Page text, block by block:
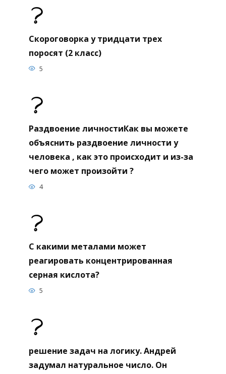
Скороговорка у тридцати трех
поросят (2 класс)
5
Раздвоение личностиКак вы можете
объяснить раздвоение личности у
человека , как это происходит и из-за
чего может произойти ?
4
С какими металами может
реагировать концентрированная
серная кислота?
5
решение задач на логику. Андрей
задумал натуральное число. Он